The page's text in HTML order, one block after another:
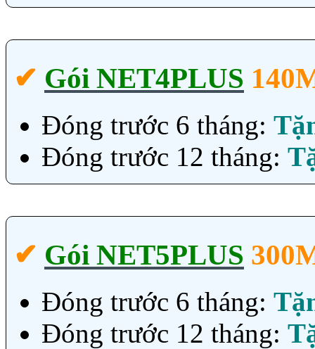
✔‎ Gói NET4PLUS
Đóng trước 6 tháng:
Đóng trước 12 tháng:
✔‎ Gói NET5PLUS
Đóng trước 6 tháng:
Đóng trước 12 tháng: